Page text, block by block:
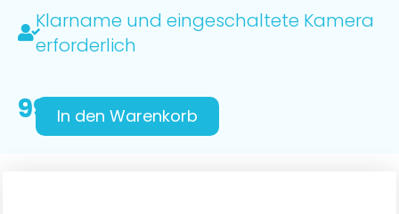
Klarname und eingeschaltete Kamera
erforderlich
99,00€
In den Warenkorb